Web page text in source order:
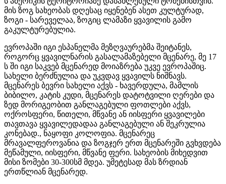
მის ზოგ სახეობას დღესაც იყენებენ ასეთ კულტურად,
ზოგი - სარეველაა, ზოგიც ლამაზი ყვავილის გამო
გაკულტურებულია.
ევროპაში იგი ესპანელმა მეზღვაურებმა შეიტანეს,
როგორც ყვავილნარის გასალამაზებელი მცენარე, მე 17
ს ში იგი საკვებ მცენარედ მოიაზრება უკვე ევროპაშიც.
სახელი ბერძნულია და უკვდავ ყვავილს ნიშნავს.
მცენარეს ბევრი სახელი აქვს - ხავერდულა, მამლის
ბიბილო, კატის კუდი, მცენარეს დატოტვილი ღერები და
ზედ მორიგეობით განლაგებული ფოთლები აქვს,
ოქროსფერი, წითელი, მწვანე ან იისფერი ყვავილები
თავთავა ყვავილედადაა განლაგებული ან შეკრულია
კონებად., ნაყოფი კოლოფია. მცენარეც
მრავალფეროვანია და ზოგჯერ ერთ მცენარეში გვხვდება
მეწამული, იისფერი, მწვანე ფერი. სახეობის მიხედვით
მისი ზომები 30-300სმ მდეა. უმეტესად მას ზრდიან
ერთწლიან მცენარედ.